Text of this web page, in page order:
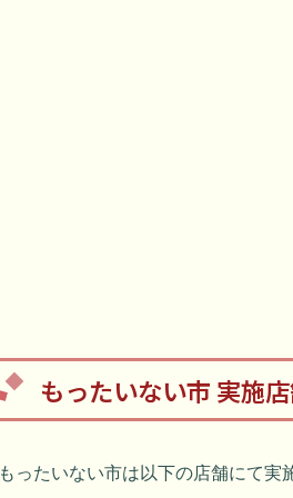
もったいない市 実施
もったいない市は以下の店舗にて実